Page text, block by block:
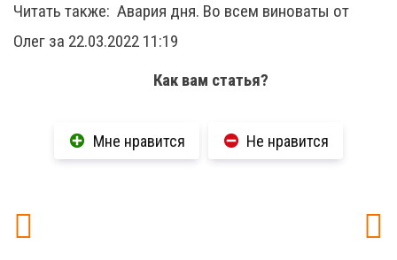
Читать также: Авария дня. Во всем виноваты от
Олег за 22.03.2022 11:19
Как вам статья?
Мне нравится Не нравится